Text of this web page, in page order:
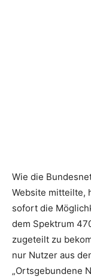
Wie die
Website mitteilte,
sofort die
dem Spektrum
zugeteilt zu
nur Nutzer aus
„Ortsgebundene